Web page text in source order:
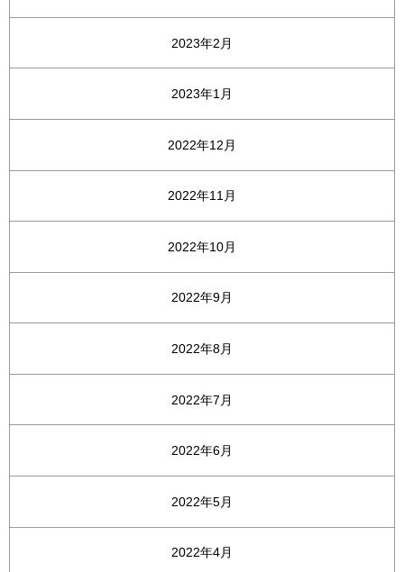
2023年2月
2023年1月
2022年12月
2022年11月
2022年10月
2022年9月
2022年8月
2022年7月
2022年6月
2022年5月
2022年4月